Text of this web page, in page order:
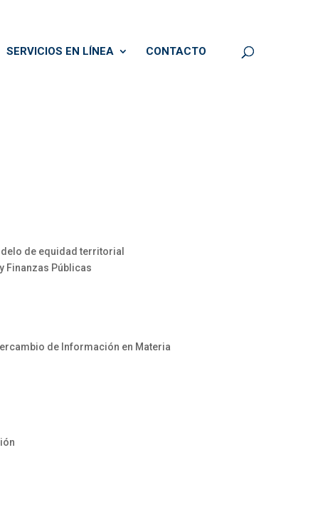
SERVICIOS EN LÍNEA CONTACTO
de equidad territorial
Finanzas Públicas
de Información en Materia